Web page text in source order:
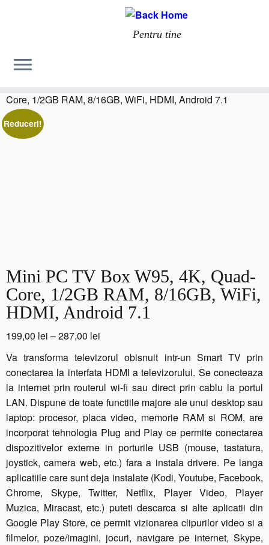
Pentru tine
Core, 1/2GB RAM, 8/16GB, WiFi, HDMI, Android 7.1
Reduceri!
Mini PC TV Box W95, 4K, Quad-
Core, 1/2GB RAM, 8/16GB, WiFi,
HDMI, Android 7.1
199,00 lei –287,00 lei
prețuri:
199,00 lei
până
la
287,00 lei
Va transforma televizorul obisnuit intr-un Smart TV prin
conectarea la interfata HDMI a televizorului. Se conecteaza
la internet prin routerul wi-fi sau direct prin cablu la portul
LAN. Dispune de toate functiile majore ale unui desktop sau
laptop: procesor, placa video, memorie RAM si ROM, are
incorporat tehnologia Plug and Play ce permite conectarea
dispozitivelor externe in porturile USB (mouse, tastatura,
joystick, camera web, etc.) fara a instala drivere. Pe langa
aplicatiile care sunt deja instalate (Kodi, Youtube, Facebook,
Chrome, Skype, Twitter, Netflix, Player Video, Player
Muzica, Miracast, etc.) puteti descarca si alte aplicatii din
Google Play Store, ce permit vizionarea clipurilor video si a
filmelor, poze/imagini, jocuri, navigare pe internet, Skype,